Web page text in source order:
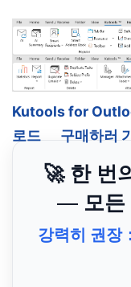
Kutools for
로드
구매하러
🚀 한 번
— 모든
강력히 권